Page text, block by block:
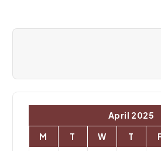
t
o
April 2025
M
T W T